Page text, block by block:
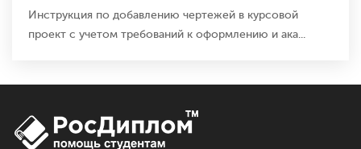
Инструкция по добавлению чертежей в курсовой
проект с учетом требований к оформлению и ака...